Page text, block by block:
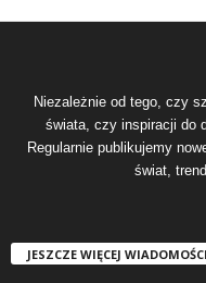
Niezależnie od tego, czy
świata, czy inspiracji do
Regularnie publikujemy
świat,
JESZCZE WIĘCEJ WIADOMOŚCI